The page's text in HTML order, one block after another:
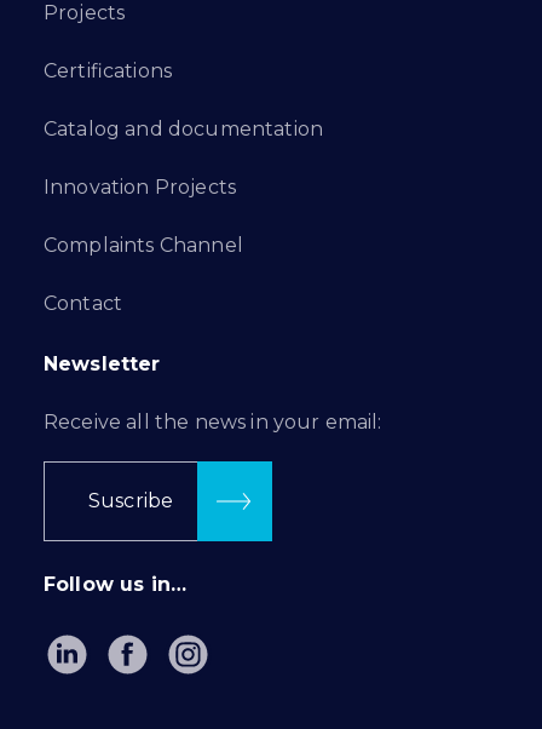
Projects
Certifications
Catalog and documentation
Innovation Projects
Complaints Channel
Contact
Newsletter
Receive all the news in your email:
Suscribe
Follow us in…